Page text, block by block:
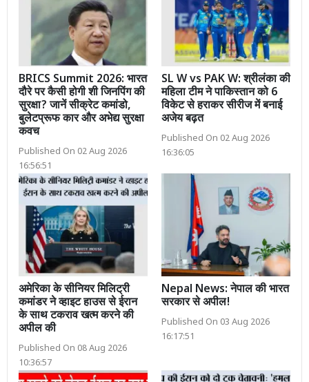
BRICS Summit 2026: भारत
दौरे पर कैसी होगी शी जिनपिंग की
सुरक्षा? जानें सीक्रेट कमांडो,
बुलेटप्रूफ कार और अभेद्य सुरक्षा
कवच
Published On 02 Aug 2026
16:56:51
SL W vs PAK W: श्रीलंका की
महिला टीम ने पाकिस्तान को 6
विकेट से हराकर सीरीज में बनाई
अजेय बढ़त
Published On 02 Aug 2026
16:36:05
अमेरिका के सीनियर मिलिट्री
कमांडर ने व्हाइट हाउस से ईरान
के साथ टकराव खत्म करने की
अपील की
Published On 08 Aug 2026
10:36:57
Nepal News: नेपाल की भारत
सरकार से अपील!
Published On 03 Aug 2026
16:17:51